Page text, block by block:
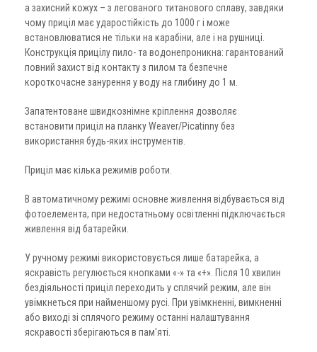
а захисний кожух – з легованого титанового сплаву, завдяки
чому приціл має ударостійкість до 1000 г і може
встановлюватися не тільки на карабіни, але і на рушниці.
Конструкція прицілу пило- та водонепроникна: гарантований
повний захист від контакту з пилом та безпечне
короткочасне занурення у воду на глибину до 1 м.
Запатентоване швидкознімне кріплення дозволяє
встановити приціл на планку Weaver/Picatinny без
використання будь-яких інструментів.
Приціл має кілька режимів роботи.
В автоматичному режимі основне живлення відбувається від
фотоелемента, при недостатньому освітленні підключається
живлення від батарейки.
У ручному режимі використовується лише батарейка, а
яскравість регулюється кнопками «-» та «+». Після 10 хвилин
бездіяльності приціл переходить у сплячий режим, але він
увімкнеться при найменшому русі. При увімкненні, вимкненні
або виході зі сплячого режиму останні налаштування
яскравості зберігаються в пам'яті.